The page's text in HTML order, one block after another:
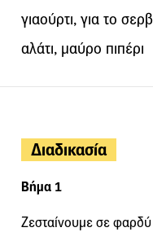
γιαούρτι, για το
αλάτι, μαύρο πιπέρι
Διαδικασία
Βήμα 1
Ζεσταίνουμε σε φαρδύ